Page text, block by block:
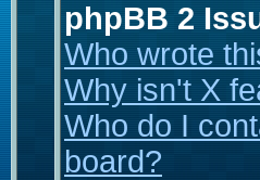
phpBB 2
Who wrote
Why isn't X
Who do I
board?